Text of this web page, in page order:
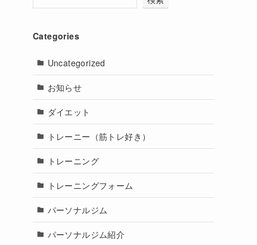
Categories
Uncategorized
お知らせ
ダイエット
トレーニー（筋トレ好き）
トレーニング
トレーニングフォーム
パーソナルジム
パーソナルジム紹介